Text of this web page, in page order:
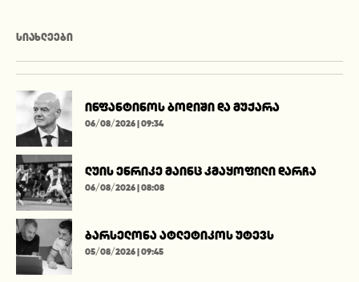
ᲡᲘᲐᲮᲚᲔᲔᲑᲘ
ინფანტინოს ბოდიში და მუქარა
06/08/2026 | 09:34
ლუის ენრიკე მაინც კმაყოფილი დარჩა
06/08/2026 | 08:08
ბარსელონა ატლეტიკოს უტევს
05/08/2026 | 09:45